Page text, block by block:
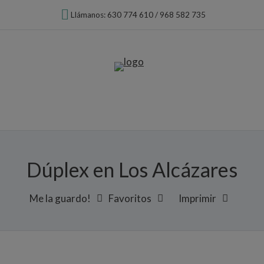
Llámanos: 630 774 610 / 968 582 735
Dúplex en Los Alcázares
Me la guardo! Favoritos Imprimir